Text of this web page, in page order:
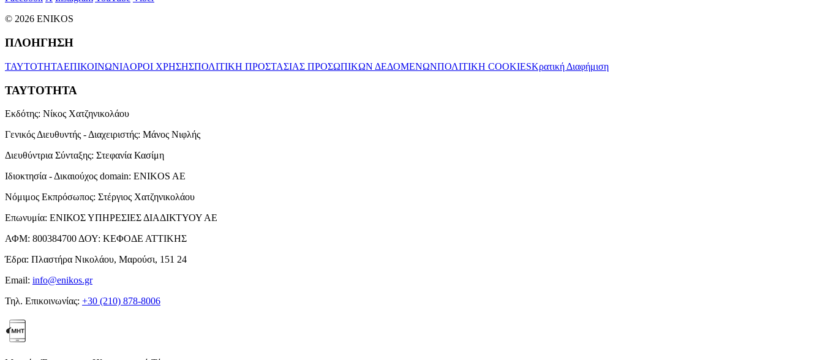
© 2026 ENIKOS
ΠΛΟΗΓΗΣΗ
ΤΑΥΤΟΤΗΤΑΕΠΙΚΟΙΝΩΝΙΑΟΡΟΙ ΧΡΗΣΗΣΠΟΛΙΤΙΚΗ ΠΡΟΣΤΑΣΙΑΣ ΠΡΟΣΩΠΙΚΩΝ ΔΕΔΟΜΕΝΩΝΠΟΛΙΤΙΚΗ COOKIESΚρατική Διαφήμιση
ΤΑΥΤΟΤΗΤΑ
Εκδότης: Νίκος Χατζηνικολάου
Γενικός Διευθυντής - Διαχειριστής: Μάνος Νιφλής
Διευθύντρια Σύνταξης: Στεφανία Κασίμη
Ιδιοκτησία - Δικαιούχος domain: ENIKOS AE
Νόμιμος Εκπρόσωπος: Στέργιος Χατζηνικολάου
Επωνυμία: ΕΝΙΚΟΣ ΥΠΗΡΕΣΙΕΣ ΔΙΑΔΙΚΤΥΟΥ ΑΕ
ΑΦΜ: 800384700 ΔΟΥ: ΚΕΦΟΔΕ ΑΤΤΙΚΗΣ
Έδρα: Πλαστήρα Νικολάου, Μαρούσι, 151 24
Email: info@enikos.gr
Τηλ. Επικοινωνίας: +30 (210) 878-8006